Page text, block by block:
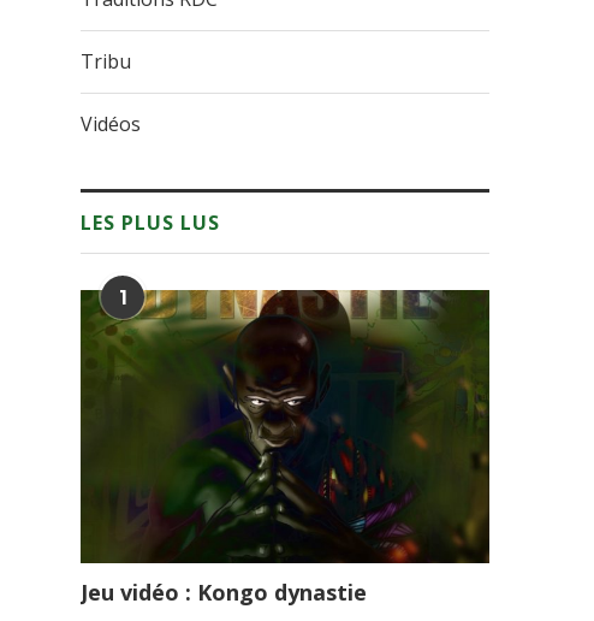
Tribu
Vidéos
LES PLUS LUS
1
Jeu vidéo : Kongo dynastie